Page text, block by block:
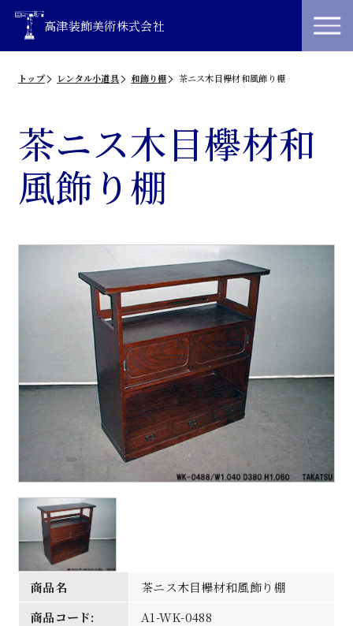
高津装飾美術株式会社
トップ レンタル小道具 和飾り棚 茶ニス木目欅材和風飾り棚
茶ニス木目欅材和
風飾り棚
商品名
茶ニス木目欅材和風飾り棚
商品コード:
A1-WK-0488